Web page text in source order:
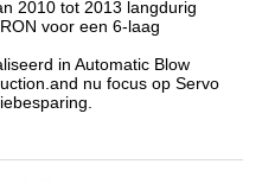
2010 tot 2013 langdurig
voor een 6-laag
in Automatic Blow
nu focus op Servo